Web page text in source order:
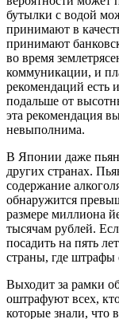
бутылки с водой
принимают в
принимают
во время
коммуникации, и
рекомендаций есть
подальше от
эта рекомендация
невыполнима.
В Японии даже
других странах.
содержание
обнаружится
размере миллиона
тысячам рублей.
посадить на пять
страны, где штрафы
Выходит за рамки
оштрафуют всех,
которые знали, что